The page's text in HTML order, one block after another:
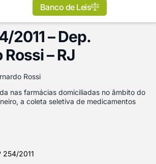
Banco de Leis
2011 – Dep.
– RJ
Rossi
nas farmácias domiciliadas no âmbito do
a coleta seletiva de medicamentos
254/2011